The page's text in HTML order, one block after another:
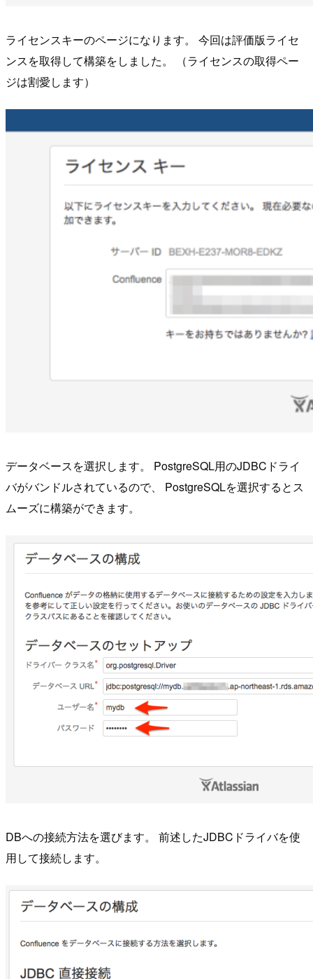
ライセンスキーのページになります。 今回は評価版ライセ
ンスを取得して構築をしました。 （ライセンスの取得ペー
ジは割愛します）
データベースを選択します。 PostgreSQL用のJDBCドライ
バがバンドルされているので、 PostgreSQLを選択するとス
ムーズに構築ができます。
DBへの接続方法を選びます。 前述したJDBCドライバを使
用して接続します。